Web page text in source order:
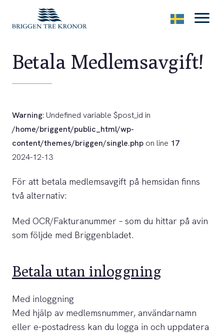
menu
Betala Medlemsavgift!
Warning: Undefined variable $post_id in
/home/briggent/public_html/wp-
content/themes/briggen/single.php on line 17
2024-12-13
För att betala medlemsavgift på hemsidan finns
två alternativ:
Med OCR/Fakturanummer – som du hittar på avin
som följde med Briggenbladet.
Betala utan inloggning
Med inloggning
Med hjälp av medlemsnummer, användarnamn
eller e-postadress kan du logga in och uppdatera